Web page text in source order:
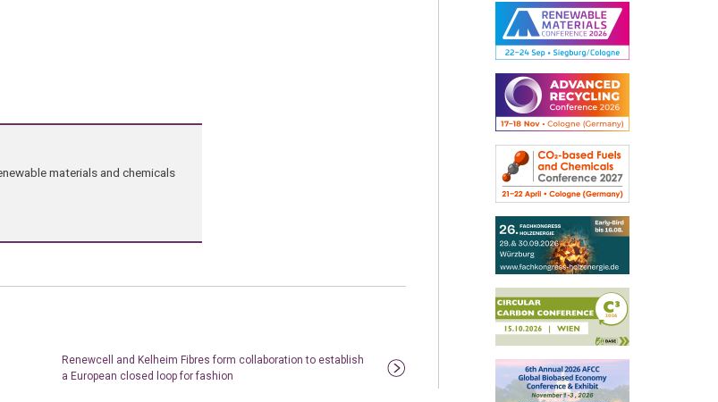
materials and chemicals
Renewcell and Kelheim Fibres form collaboration to establish
a European closed loop for fashion